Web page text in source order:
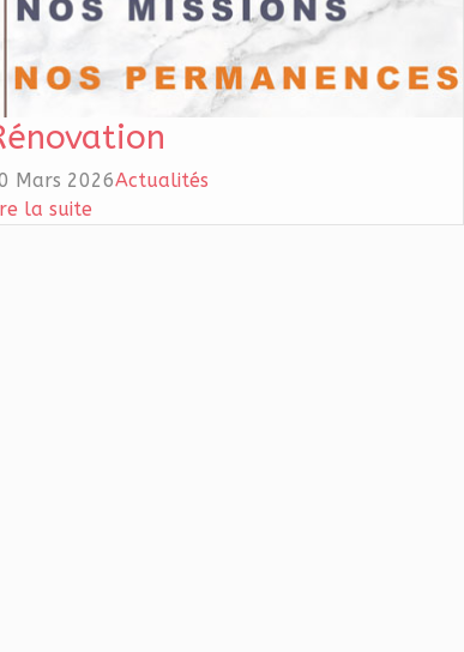
Mars 2026Actualités
la suite